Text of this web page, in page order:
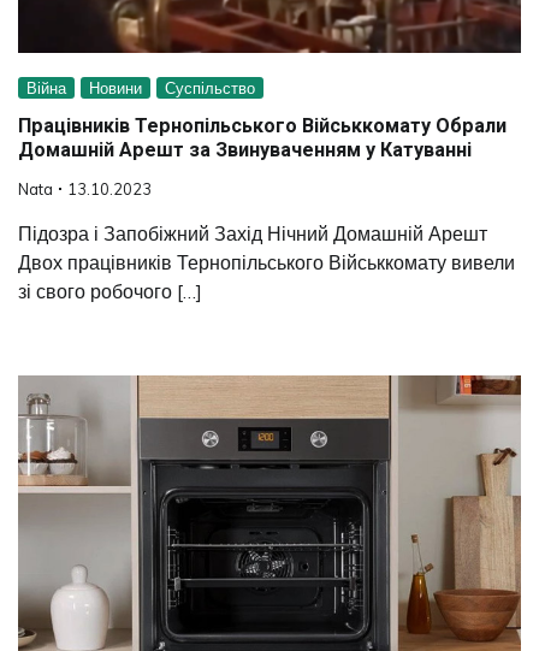
Війна Новини Суспільство
Працівників Тернопільського Військкомату Обрали
Домашній Арешт за Звинуваченням у Катуванні
Nata 13.10.2023
Підозра і Запобіжний Захід Нічний Домашній Арешт
Двох працівників Тернопільського Військкомату вивели
зі свого робочого […]